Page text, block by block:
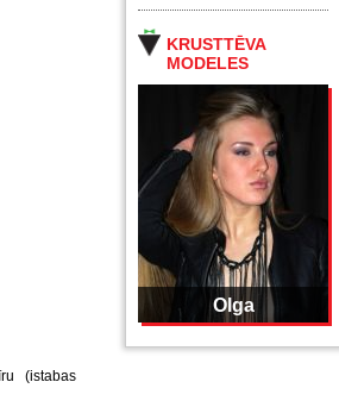
KRUSTTĒVA
MODELES
Olga
(istabas